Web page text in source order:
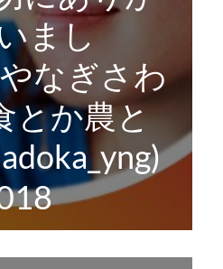
まし
なぎさわ
とか農と